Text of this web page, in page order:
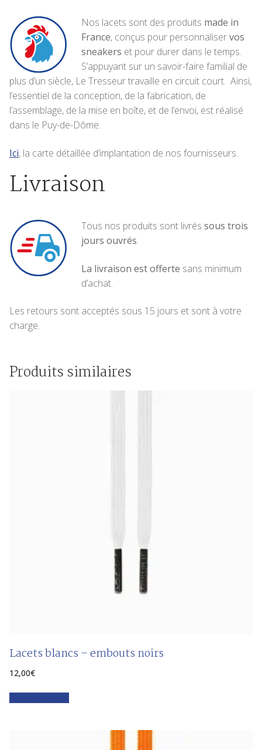
Nos lacets sont des produits made in
France, conçus pour personnaliservos
sneakers et pour durer dans le temps.
S’appuyant sur un savoir-faire familial de
plus d’un siècle, Le Tresseur travaille en circuit court. Ainsi,
l’essentiel de la conception, de la fabrication, de
l’assemblage, de la mise en boîte, et de l’envoi, est réalisé
dans le Puy-de-Dôme.
Ici, la carte détaillée d’implantation de nos fournisseurs.
Livraison
Tous nos produits sont livrés sous trois
jours ouvrés.
La livraison est offerte sans minimum
d’achat.
Les retours sont acceptés sous 15 jours et sont à votre
charge.
Produits similaires
Lacets blancs – embouts noirs
12,00€